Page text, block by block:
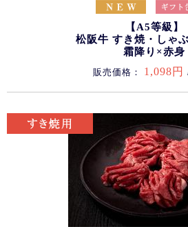
【A5等級】
松阪牛 すき焼・しゃ
霜降り×赤身
販売価格： 1,098円